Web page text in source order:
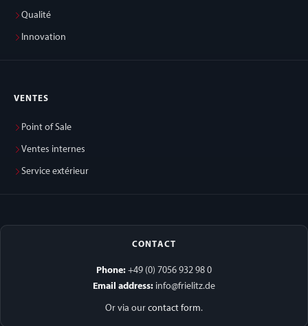
Qualité
Innovation
VENTES
Point of Sale
Ventes internes
Service extérieur
CONTACT
Phone: +49 (0) 7056 932 98 0
Email address: info@frielitz.de
Or via our contact form.